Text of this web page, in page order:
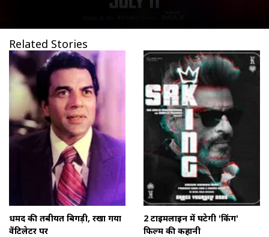
Related Stories
धर्मेंद की तबीयत बिगड़ी, रखा गया
वेंटिलेटर पर
2 टाइमलाइन में घटेगी 'किंग'
फिल्म की कहानी